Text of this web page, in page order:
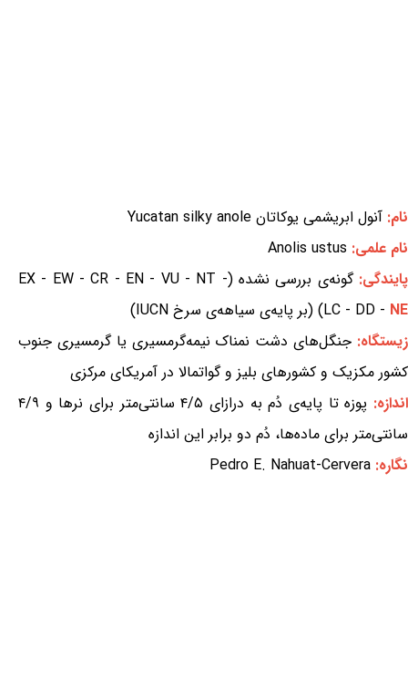
نام: آنول ابریشمی یوکاتان Yucatan silky anole
نام علمی: Anolis ustus
پایندگی:
گونه‌ی بررسی نشده (EX - EW - CR - EN - VU - NT -
LC - DD - NE
) (بر پایه‌ی سیاهه‌ی سرخ IUCN)
زیستگاه: جنگل‌های دشت نمناک نیمه‌گرمسیری یا گرمسیری جنوب
کشور مکزیک و کشورهای بلیز و گواتمالا در آمریکای مرکزی
اندازه:
پوزه تا پایه‌ی دُم به درازای ۴/۵ سانتی‌متر برای نرها و ۴/۹
سانتی‌متر برای ماده‌ها، دُم دو برابر این اندازه
نگاره: Pedro E. Nahuat-Cervera